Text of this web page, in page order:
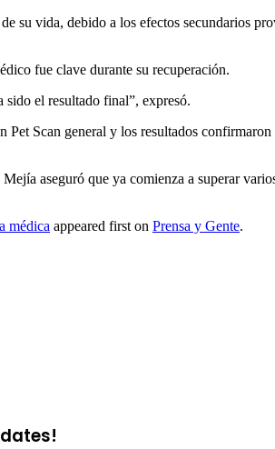
su vida, debido a los efectos secundarios
fue clave durante su recuperación.
el resultado final”, expresó.
Scan general y los resultados
aseguró que ya comienza a superar
médica appeared first on Prensa y Gente.